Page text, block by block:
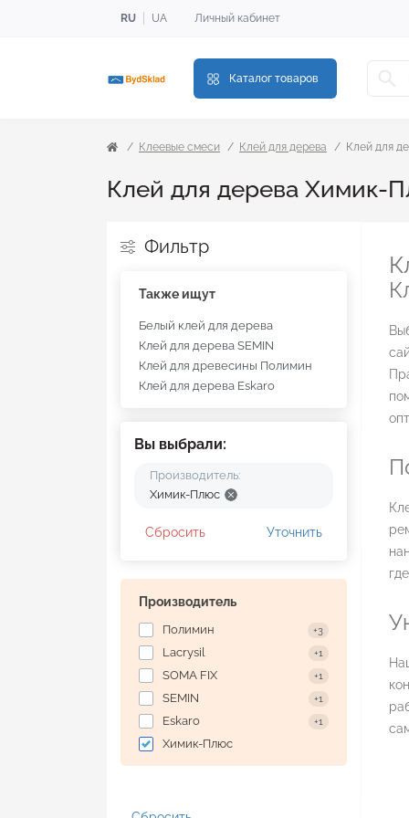
RU UA Личный кабинет
Каталог товаров
Клеевые смеси Клей для дерева Клей для
Клей для дерева Химик-
Фильтр
Также ищут
Белый клей для дерева
Клей для дерева SEMIN
Клей для древесины Полимин
Клей для дерева Eskaro
Вы выбрали:
Производитель:
Химик-Плюс
Сбросить Уточнить
Производитель
Полимин +3
Lacrysil +1
SOMA FIX +1
SEMIN +1
Eskaro +1
Химик-Плюс